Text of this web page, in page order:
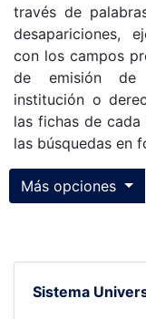
través de
desapariciones,
con los campos
de emisión de
institución o
las fichas de
las búsquedas en
Toggle collapse
Más opciones
Sistema